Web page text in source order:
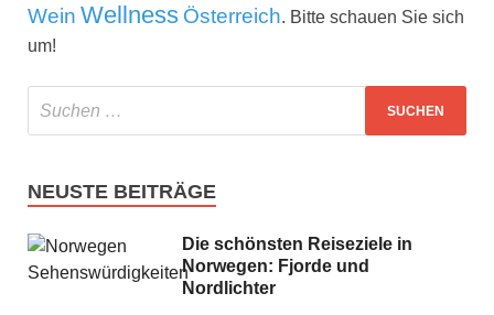
Wein Wellness Österreich. Bitte schauen Sie sich
um!
NEUSTE BEITRÄGE
Die schönsten Reiseziele in
Norwegen: Fjorde und
Nordlichter